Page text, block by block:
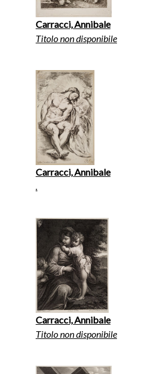
Carracci, Annibale
Titolo non disponibile
Carracci, Annibale
Carracci, Annibale
Titolo non disponibile